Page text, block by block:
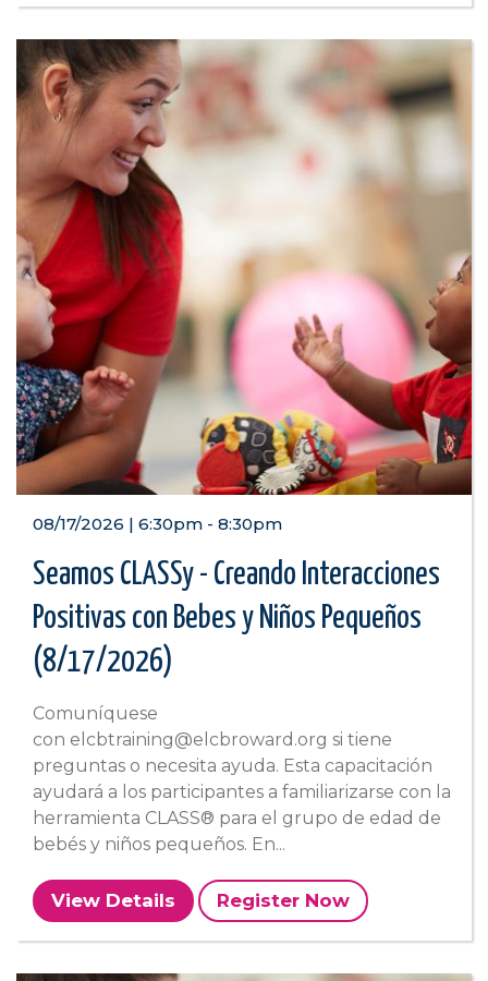
08/17/2026 | 6:30pm - 8:30pm
Seamos CLASSy - Creando Interacciones
Positivas con Bebes y Niños Pequeños
(8/17/2026)
Comuníquese
con elcbtraining@elcbroward.org si tiene
preguntas o necesita ayuda. Esta capacitación
ayudará a los participantes a familiarizarse con la
herramienta CLASS® para el grupo de edad de
bebés y niños pequeños. En...
View Details Register Now